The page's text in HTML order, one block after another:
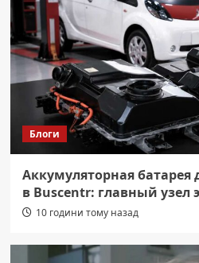
Блоги
Аккумуляторная батарея
в Buscentr: главный узел
10 години тому назад